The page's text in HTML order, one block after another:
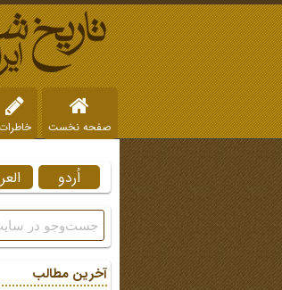
صفحه نخست خاطرات
اُردو
آخرین مطالب